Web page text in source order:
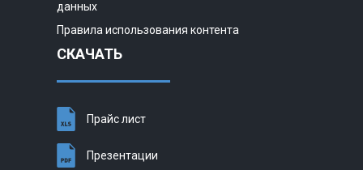
данных
Правила использования контента
СКАЧАТЬ
Прайс лист
Презентации